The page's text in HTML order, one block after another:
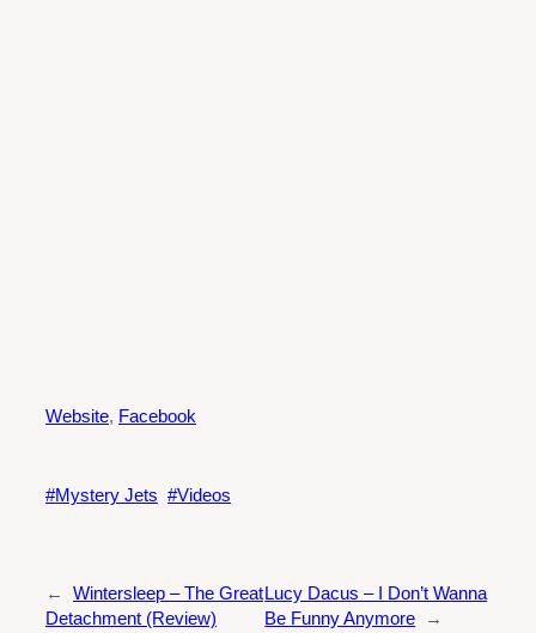
Website, Facebook
Mystery Jets Videos
←
Wintersleep – The Great
Detachment (Review)
Lucy Dacus – I Don’t Wanna
Be Funny Anymore
→